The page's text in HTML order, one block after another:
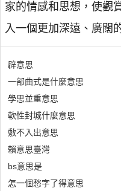
家的情感和思想，使觀
入一個更加深遠、廣闊
辟意思
一部曲式是什麼意思
學思並重意思
軟性封城什麼意思
敷不入出意思
賴意思臺灣
bs意思是
怎一個愁字了得意思